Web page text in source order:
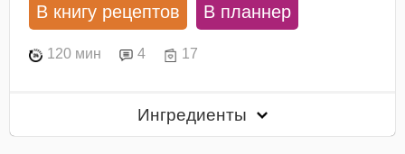
В книгу рецептов В планнер
120 мин 4 17
Ингредиенты